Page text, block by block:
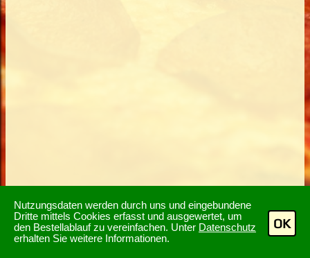
Nutzungsdaten werden durch uns und eingebundene
Dritte mittels Cookies erfasst und ausgewertet, um
den Bestellablauf zu vereinfachen. Unter Datenschutz
erhalten Sie weitere Informationen.
OK